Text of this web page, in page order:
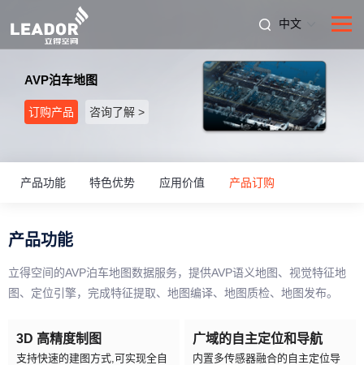
中文
AVP泊车地图
订购产品 咨询了解 >
产品功能 特色优势 应用价值 产品订购
产品功能
立得空间的AVP泊车地图数据服务，提供AVP语义地图、视觉特征地
图、定位引擎，完成特征提取、地图编译、地图质检、地图发布。
3D 高精度制图
支持快速的建图方式,可实现全自
广域的自主定位和导航
内置多传感器融合的自主定位导